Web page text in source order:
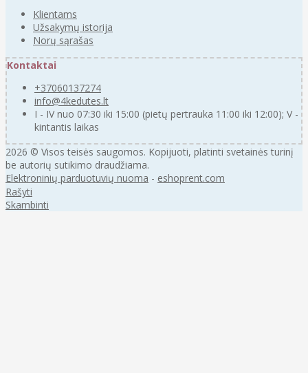
Klientams
Užsakymų istorija
Norų sąrašas
Kontaktai
+37060137274
info@4kedutes.lt
I - IV nuo 07:30 iki 15:00 (pietų pertrauka 11:00 iki 12:00); V -
kintantis laikas
2026 © Visos teisės saugomos. Kopijuoti, platinti svetainės turinį
be autorių sutikimo draudžiama.
Elektroninių parduotuvių nuoma - eshoprent.com
Rašyti
Skambinti